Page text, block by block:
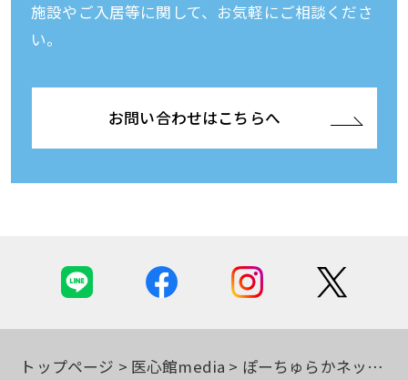
施設やご入居等に関して、お気軽にご相談くださ
い。
お問い合わせはこちらへ
トップページ 医心館media ぽーちゅらかネット新潟市在宅医療・介護連携ステーション東第二主催 終末期医療を考える研修会